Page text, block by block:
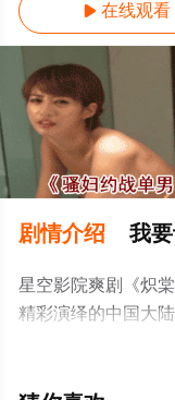
 在线观看
剧情介绍 我
星空影院爽剧《炽
精彩演绎的中国大
集），手机免费观